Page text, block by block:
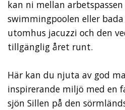
kan ni mellan
swimmingpoolen eller bada
utomhus jacuzzi och den
tillgänglig året runt.
Här kan du njuta av god
inspirerande miljö med en
sjön Sillen på den